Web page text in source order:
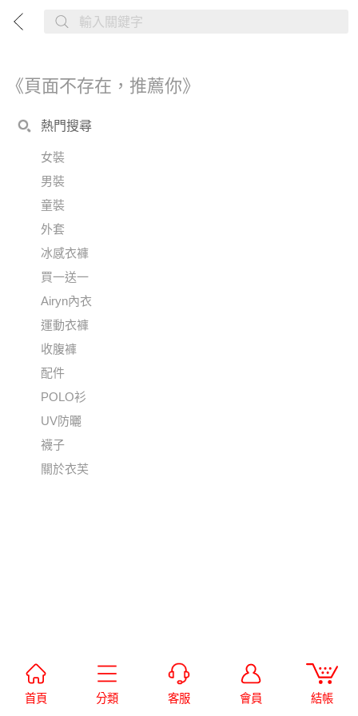
首頁 分類 客服 會員 結帳
《頁面不存在，推薦你》
熱門搜尋
女裝
男裝
童裝
外套
冰感衣褲
買一送一
Airyn內衣
運動衣褲
收腹褲
配件
POLO衫
UV防曬
襪子
關於衣芙